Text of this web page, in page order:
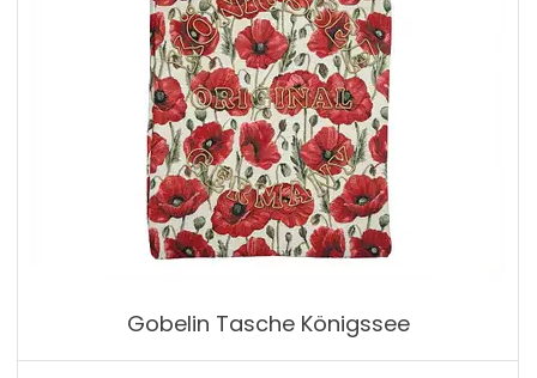
Gobelin Tasche Königssee